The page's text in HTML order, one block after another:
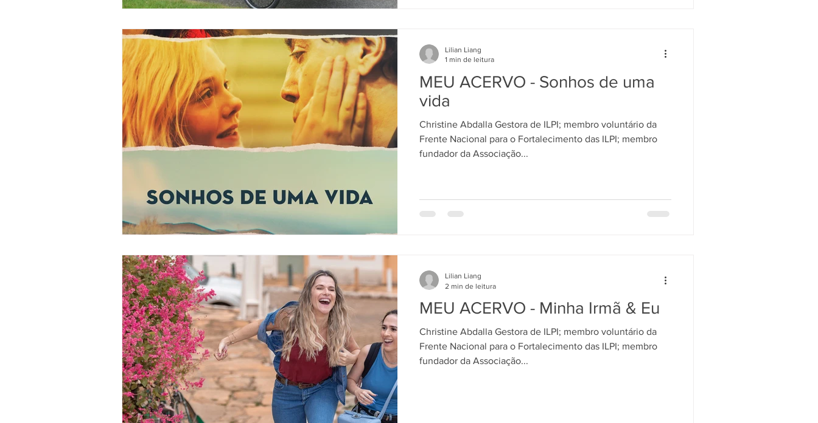
MEU ACERVO - Sonhos de uma
vida
Christine Abdalla Gestora de ILPI; membro voluntário da
Frente Nacional para o Fortalecimento das ILPI; membro
fundador da Associação...
Lilian Liang
1 min de leitura
MEU ACERVO - Minha Irmã & Eu
Christine Abdalla Gestora de ILPI; membro voluntário da
Frente Nacional para o Fortalecimento das ILPI; membro
fundador da Associação...
Lilian Liang
2 min de leitura